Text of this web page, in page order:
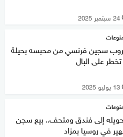
24 سبتمبر 2025
سجين فرنسي من محبسه بحيلة
تخطر على البال
13 يوليو 2025
إلى فندق ومتحف.. بيع سجن
في روسيا بمزاد